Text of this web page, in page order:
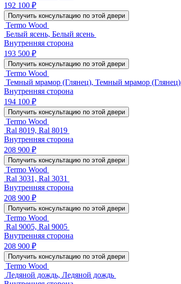
192 100 ₽
Получить консультацию по этой двери
Termo Wood
Белый ясень, Белый ясень
Внутренняя сторона
193 500 ₽
Получить консультацию по этой двери
Termo Wood
Темный мрамор (Глянец), Темный мрамор (Глянец)
Внутренняя сторона
194 100 ₽
Получить консультацию по этой двери
Termo Wood
Ral 8019, Ral 8019
Внутренняя сторона
208 900 ₽
Получить консультацию по этой двери
Termo Wood
Ral 3031, Ral 3031
Внутренняя сторона
208 900 ₽
Получить консультацию по этой двери
Termo Wood
Ral 9005, Ral 9005
Внутренняя сторона
208 900 ₽
Получить консультацию по этой двери
Termo Wood
Ледяной дождь, Ледяной дождь